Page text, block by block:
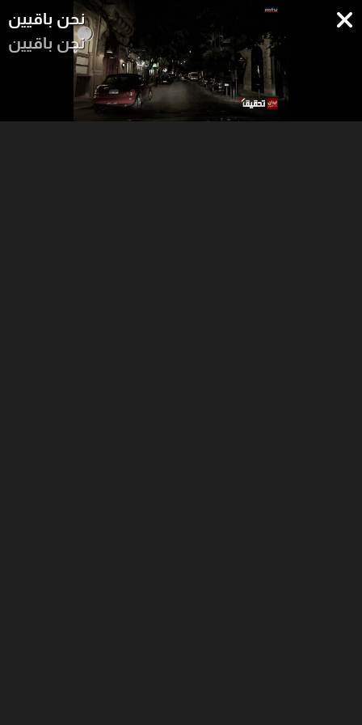
نحن باقيين
نحن باقيين